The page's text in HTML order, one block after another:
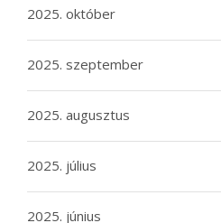
2025. október
2025. szeptember
2025. augusztus
2025. július
2025. június